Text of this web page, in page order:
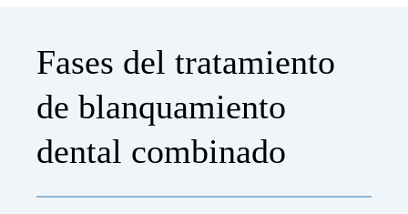
Fases del tratamiento
de blanquamiento
dental combinado